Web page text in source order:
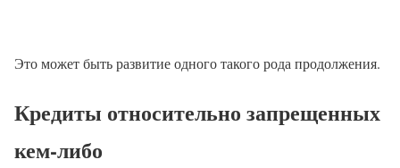
Это может быть развитие одного такого рода продолжения.
Кредиты относительно запрещенных
кем-либо